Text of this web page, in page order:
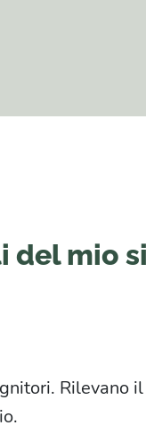
del mio
Rilevano